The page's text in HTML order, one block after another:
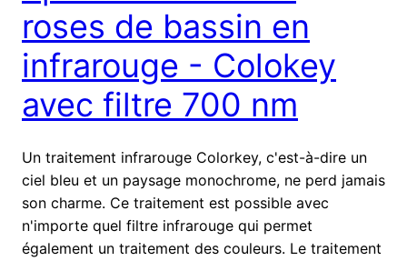
roses de bassin en
infrarouge - Colokey
avec filtre 700 nm
Un traitement infrarouge Colorkey, c'est-à-dire un
ciel bleu et un paysage monochrome, ne perd jamais
son charme. Ce traitement est possible avec
n'importe quel filtre infrarouge qui permet
également un traitement des couleurs. Le traitement